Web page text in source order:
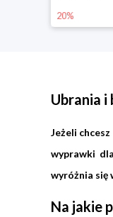
20%
Ubrania i
Jeżeli
wyprawki
wyróżnia się
Na jakie